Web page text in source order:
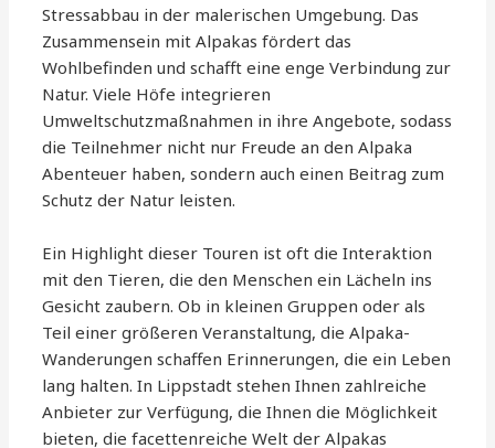
Stressabbau in der malerischen Umgebung. Das
Zusammensein mit Alpakas fördert das
Wohlbefinden und schafft eine enge Verbindung zur
Natur. Viele Höfe integrieren
Umweltschutzmaßnahmen in ihre Angebote, sodass
die Teilnehmer nicht nur Freude an den Alpaka
Abenteuer haben, sondern auch einen Beitrag zum
Schutz der Natur leisten.
Ein Highlight dieser Touren ist oft die Interaktion
mit den Tieren, die den Menschen ein Lächeln ins
Gesicht zaubern. Ob in kleinen Gruppen oder als
Teil einer größeren Veranstaltung, die Alpaka-
Wanderungen schaffen Erinnerungen, die ein Leben
lang halten. In Lippstadt stehen Ihnen zahlreiche
Anbieter zur Verfügung, die Ihnen die Möglichkeit
bieten, die facettenreiche Welt der Alpakas